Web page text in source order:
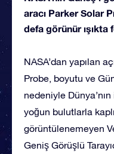
aracı Parker Solar
defa görünür ışıkta
NASA’dan yapılan
Probe, boyutu ve
nedeniyle
yoğun bulutlarla
görüntülenemeyen
Geniş Görüşlü